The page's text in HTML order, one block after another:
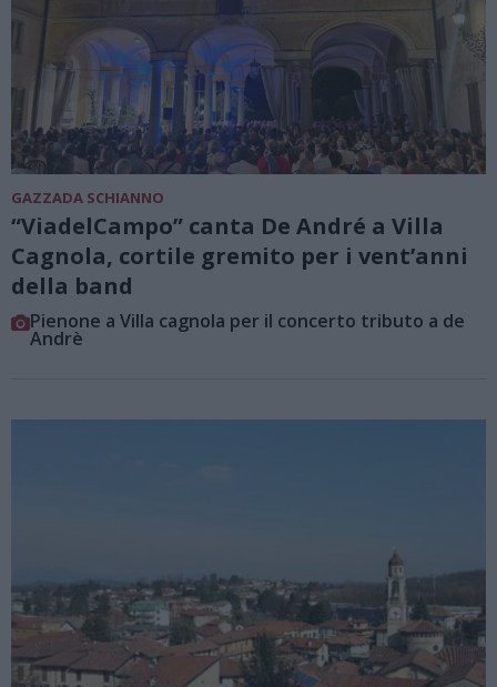
GAZZADA SCHIANNO
“ViadelCampo” canta De André a Villa
Cagnola, cortile gremito per i vent’anni
della band
Pienone a Villa cagnola per il concerto tributo a de
Andrè